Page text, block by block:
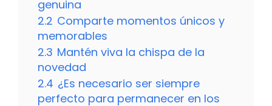
genuina
2.2 Comparte momentos únicos y
memorables
2.3 Mantén viva la chispa de la
novedad
2.4 ¿Es necesario ser siempre
perfecto para permanecer en los